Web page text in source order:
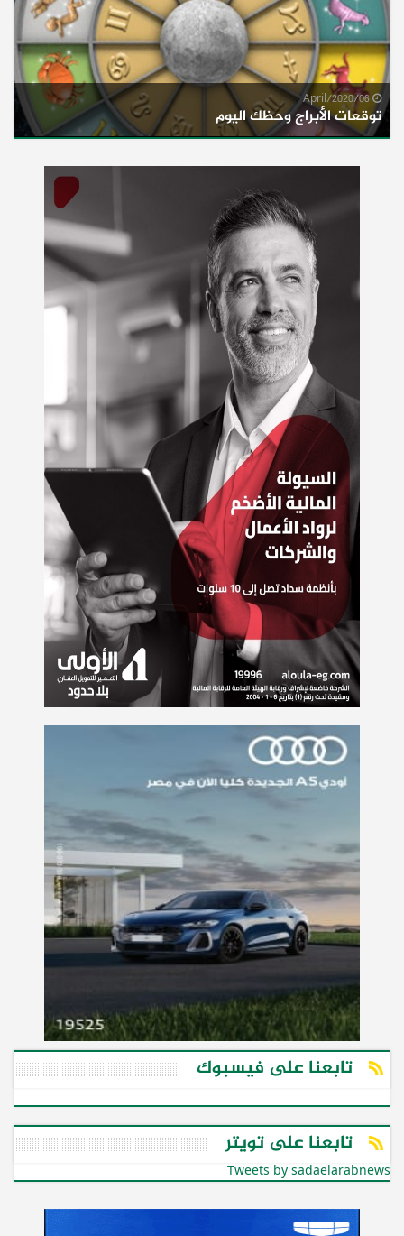
توقعات الأبراج وحظك اليوم
تابعنا على فيسبوك
تابعنا على تويتر
Tweets by sadaelarabnews